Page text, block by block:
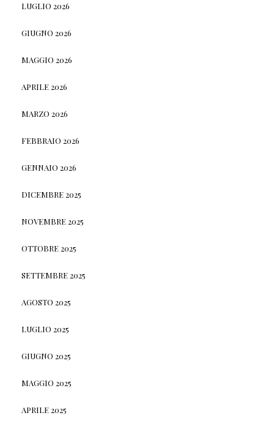
LUGLIO 2026
GIUGNO 2026
MAGGIO 2026
APRILE 2026
MARZO 2026
FEBBRAIO 2026
GENNAIO 2026
DICEMBRE 2025
NOVEMBRE 2025
OTTOBRE 2025
SETTEMBRE 2025
AGOSTO 2025
LUGLIO 2025
GIUGNO 2025
MAGGIO 2025
APRILE 2025